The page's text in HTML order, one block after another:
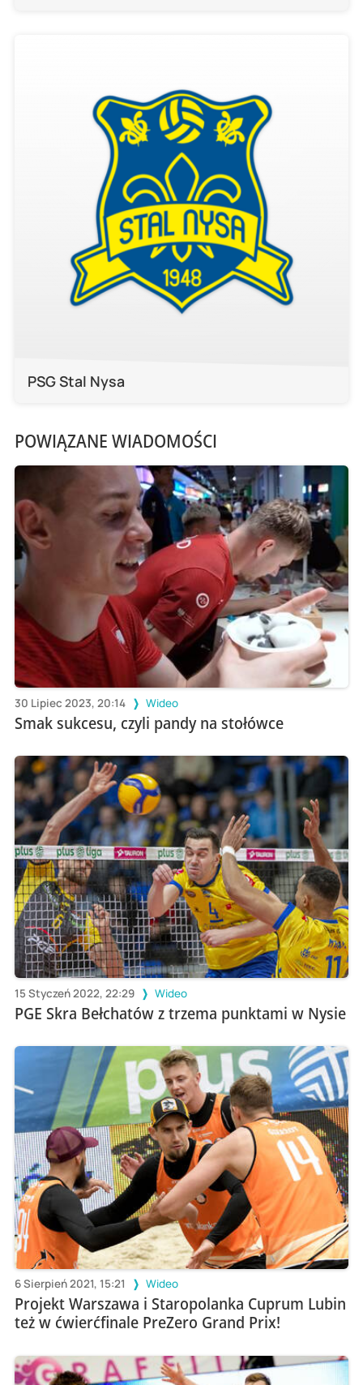
PSG Stal Nysa
POWIĄZANE WIADOMOŚCI
30 Lipiec 2023, 20:14 Wideo
Smak sukcesu, czyli pandy na stołówce
15 Styczeń 2022, 22:29 Wideo
PGE Skra Bełchatów z trzema punktami w Nysie
6 Sierpień 2021, 15:21 Wideo
Projekt Warszawa i Staropolanka Cuprum Lubin
też w ćwierćfinale PreZero Grand Prix!